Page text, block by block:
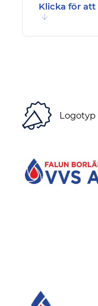
Klicka för att
Logotyp